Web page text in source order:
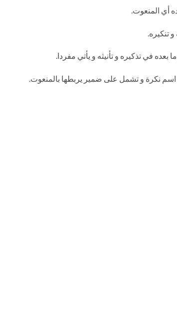
أي المنعوت.
تنكيره.
بعده في تذكيره و تأنيثه و يأتي مفردا.
اسم نكرة و تشمل على ضمير يربطها بالمنعوت.